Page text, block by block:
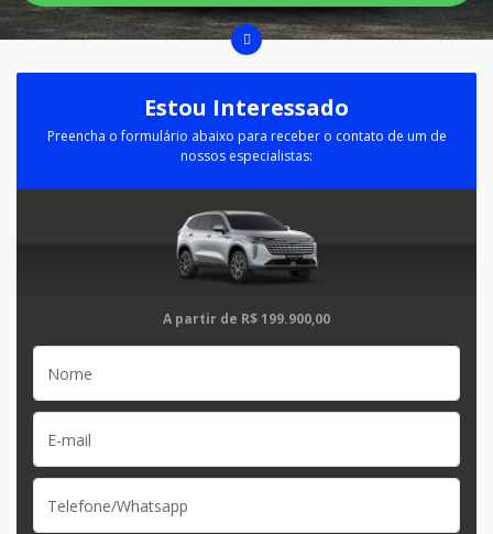
Estou Interessado
Preencha o formulário abaixo para receber o contato de um de
nossos especialistas:
A partir de R$ 199.900,00